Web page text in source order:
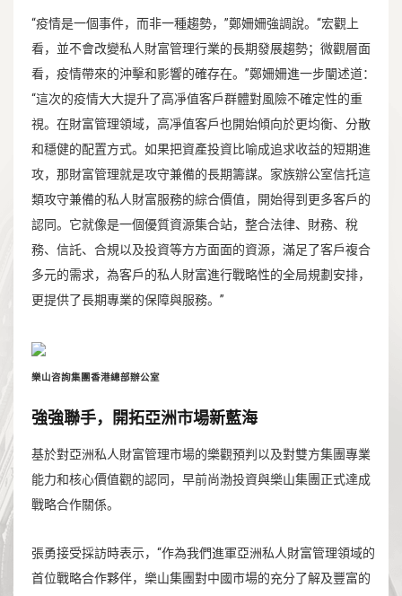
“疫情是一個事件，而非一種趨勢，”鄭姍姍強調說。“宏觀上
看，並不會改變私人財富管理行業的長期發展趨勢；微觀層面
看，疫情帶來的沖擊和影響的確存在。”鄭姍姍進一步闡述道：
“這次的疫情大大提升了高凈值客戶群體對風險不確定性的重
視。在財富管理領域，高凈值客戶也開始傾向於更均衡、分散
和穩健的配置方式。如果把資產投資比喻成追求收益的短期進
攻，那財富管理就是攻守兼備的長期籌謀。家族辦公室信托這
類攻守兼備的私人財富服務的綜合價值，開始得到更多客戶的
認同。它就像是一個優質資源集合站，整合法律、財務、稅
務、信託、合規以及投資等方方面面的資源，滿足了客戶複合
多元的需求，為客戶的私人財富進行戰略性的全局規劃安排，
更提供了長期專業的保障與服務。”
樂山咨詢集團香港總部辦公室
強強聯手，開拓亞洲市場新藍海
基於對亞洲私人財富管理市場的樂觀預判以及對雙方集團專業
能力和核心價值觀的認同，早前尚渤投資與樂山集團正式達成
戰略合作關係。
張勇接受採訪時表示，“作為我們進軍亞洲私人財富管理領域的
首位戰略合作夥伴，樂山集團對中國市場的充分了解及豐富的